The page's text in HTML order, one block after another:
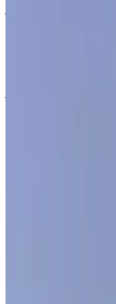
متن سيارة مرسيدس بنز
تتضمن الموديلات
وشهرية من شركات
السيارة وتوصيلها إلى
يُرجى الاستفسار
أو الواتساب أو اطلب
لدينا تحديث مخزون
والتصفية ووضع
مباشرة. اذكر أنك
تأجير السيارات
في ذلك الأسعار شركة